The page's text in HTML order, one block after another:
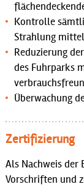
Kontrolle
Strahlung
Reduzierung
des Fuhrparks
Überwachung
Zertifizierung
Als Nachweis der
Vorschriften und